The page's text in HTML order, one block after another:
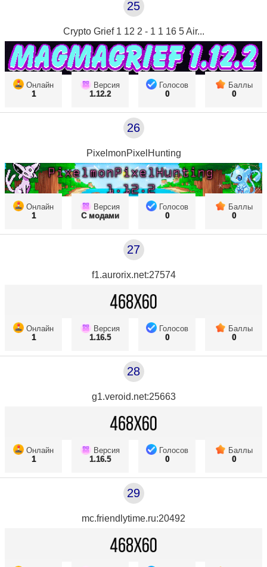
25
Crypto Grief 1 12 2 - 1 1 16 5 Air...
Онлайн
1
Версия
1.12.2
Голосов
0
Баллы
0
26
PixelmonPixelHunting
Онлайн
1
Версия
С модами
Голосов
0
Баллы
0
27
f1.aurorix.net:27574
Онлайн
1
Версия
1.16.5
Голосов
0
Баллы
0
28
g1.veroid.net:25663
Онлайн
1
Версия
1.16.5
Голосов
0
Баллы
0
29
mc.friendlytime.ru:20492